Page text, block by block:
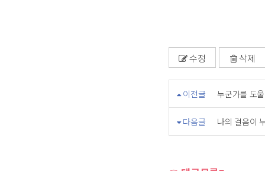
수정 삭제
이전글 누군가를 도
다음글 나의 걸음이